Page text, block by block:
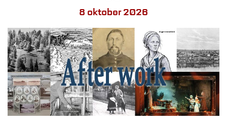
8 oktober 2026